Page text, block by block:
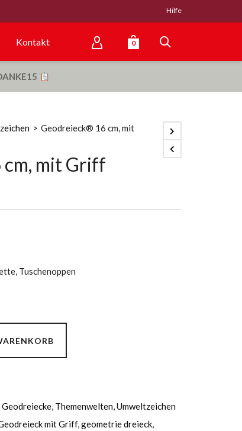
Hilfe
Kontakt 0
> Geodreieck® 16 cm, mit
mit Griff
Tuschenoppen
Geodreiecke, Themenwelten,Umweltzeichen
mit Griff,geometrie dreieck,